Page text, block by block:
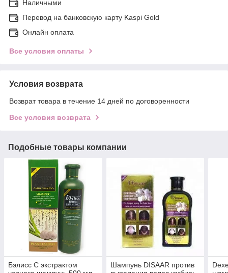
Наличными
Перевод на банковскую карту Kaspi Gold
Онлайн оплата
Все условия оплаты
Условия возврата
Возврат товара в течение 14 дней по договоренности
Все условия возврата
Подобные товары компании
Бэлисс С экстрактом
Шампунь DISAAR против